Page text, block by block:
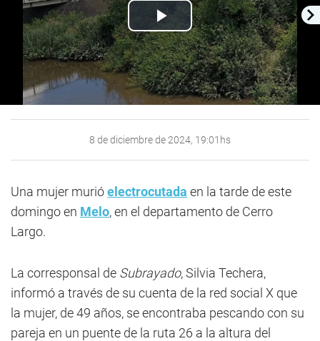
Play
Video
8 de diciembre de 2024, 19:01hs
Una mujer murióelectrocutada en la tarde de este
domingo en Melo, en el departamento de Cerro
Largo.
La corresponsal de Subrayado, Silvia Techera,
informó a través de su cuenta de la red social X que
la mujer, de 49 años, se encontraba pescando con su
pareja en un puente de la ruta 26 a la altura del